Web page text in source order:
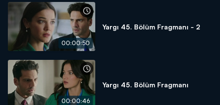
00:00:50
Yargı 45. Bölüm Fragmanı - 2
00:00:46
Yargı 45. Bölüm Fragmanı